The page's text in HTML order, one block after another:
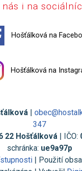
nás i na
Hošťálková na
Hošťálková na
347
22 Hošťálková| IČO:
schránka: ue9a97p
| Použití